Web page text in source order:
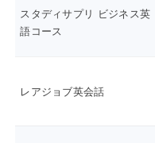
スタディサプリ ビジネス英
語コース
レアジョブ英会話